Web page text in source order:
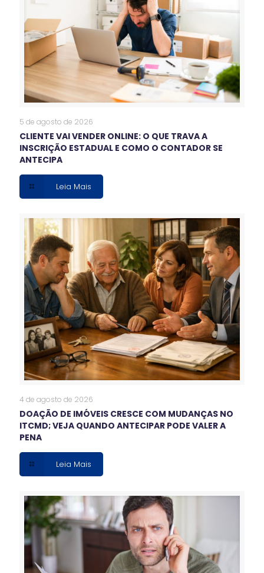
5 de agosto de 2026
CLIENTE VAI VENDER ONLINE: O QUE TRAVA A
INSCRIÇÃO ESTADUAL E COMO O CONTADOR SE
ANTECIPA
Leia Mais
4 de agosto de 2026
DOAÇÃO DE IMÓVEIS CRESCE COM MUDANÇAS NO
ITCMD; VEJA QUANDO ANTECIPAR PODE VALER A
PENA
Leia Mais